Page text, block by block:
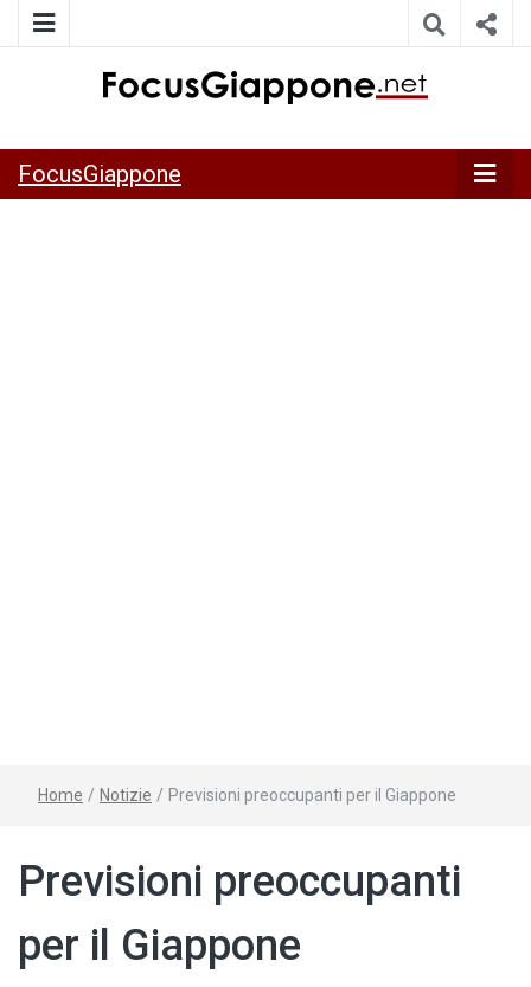
della Japan Italy Economic Federation
FocusGiappone
Home / Notizie / Previsioni preoccupanti per il Giappone
Previsioni preoccupanti
per il Giappone